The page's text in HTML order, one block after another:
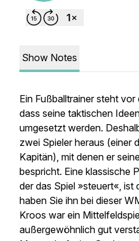
Show Notes
Ein Fußballtrainer steht
dass seine taktischen
umgesetzt werden.
zwei Spieler heraus (einer
Kapitän), mit denen er
bespricht. Eine klassische
der das Spiel »steuert«, ist
haben Sie ihn bei dieser
Kroos war ein
außergewöhnlich gut